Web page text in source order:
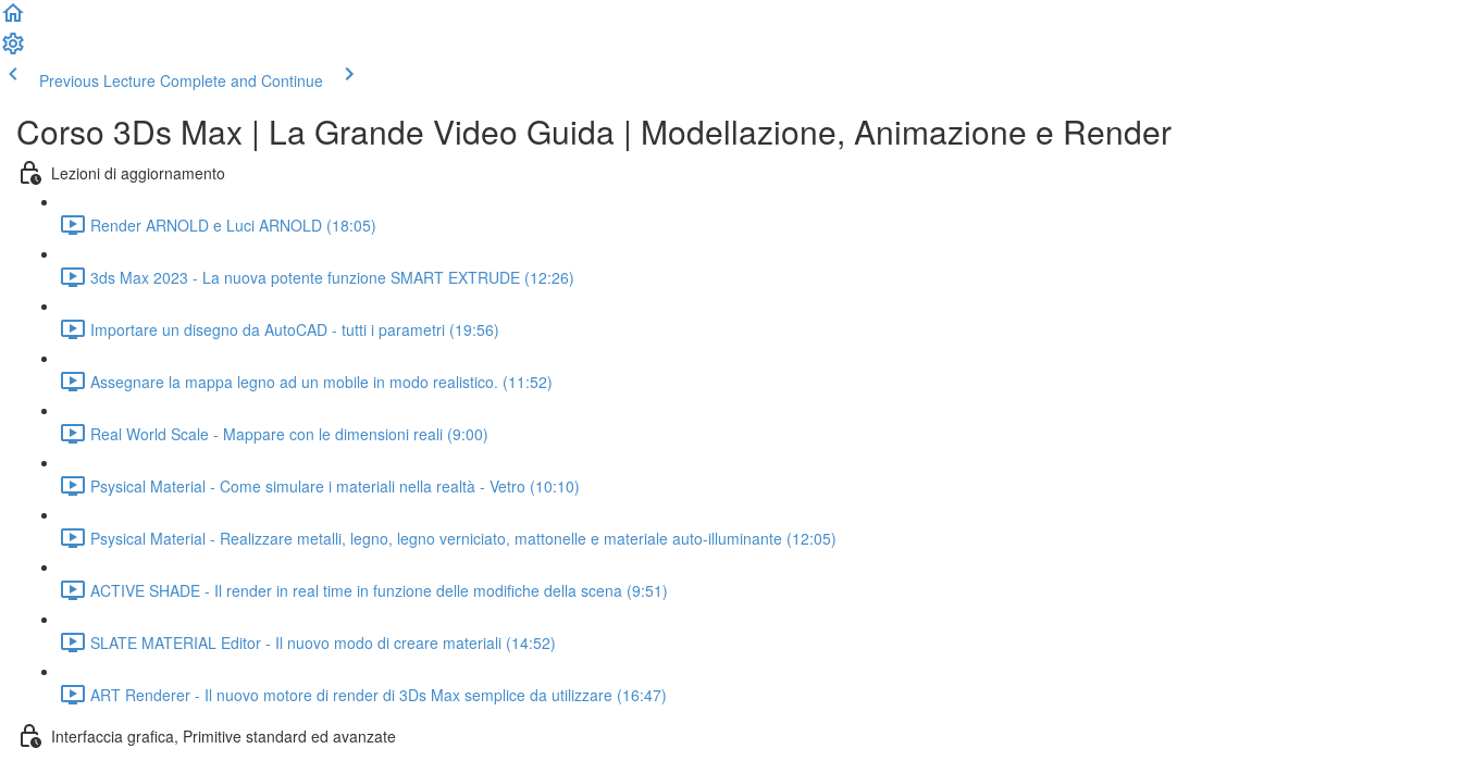
Previous Lecture Complete and Continue
Corso 3Ds Max | La Grande Video Guida | Modellazione, Animazione e Render
Lezioni di aggiornamento
Render ARNOLD e Luci ARNOLD (18:05)
3ds Max 2023 - La nuova potente funzione SMART EXTRUDE (12:26)
Importare un disegno da AutoCAD - tutti i parametri (19:56)
Assegnare la mappa legno ad un mobile in modo realistico. (11:52)
Real World Scale - Mappare con le dimensioni reali (9:00)
Psysical Material - Come simulare i materiali nella realtà - Vetro (10:10)
Psysical Material - Realizzare metalli, legno, legno verniciato, mattonelle e materiale auto-illuminante (12:05)
ACTIVE SHADE - Il render in real time in funzione delle modifiche della scena (9:51)
SLATE MATERIAL Editor - Il nuovo modo di creare materiali (14:52)
ART Renderer - Il nuovo motore di render di 3Ds Max semplice da utilizzare (16:47)
Interfaccia grafica, Primitive standard ed avanzate